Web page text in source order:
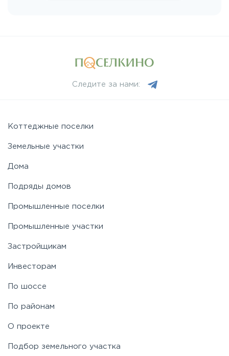
Симферопольское
Фряновское
Ярославское
Следите за нами:
Коттеджные поселки
Земельные участки
Дома
Подряды домов
Промышленные поселки
Промышленные участки
Застройщикам
Инвесторам
По шоссе
По районам
О проекте
Подбор земельного участка